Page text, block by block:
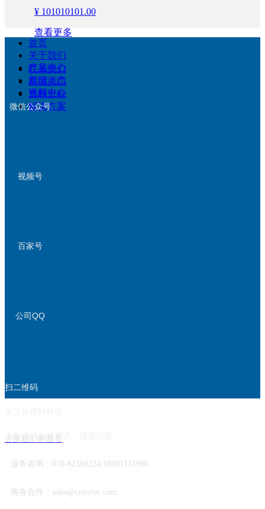
¥ 101010101.00
查看更多
意大利Captiks动捕和步态分析系统
¥ 101010101.00
查看更多
首页
关于我们
产品中心
新闻动态
视频中心
联系我们
商城入口
资料百科
解决方案
微信公众号
视频号
百家号
公司QQ
扫二维码
为您提供新鲜资讯、优惠信息
去逛我们的首页
业务咨询：010-62360224/18001131966
商务合作：sales@cnbytec.com